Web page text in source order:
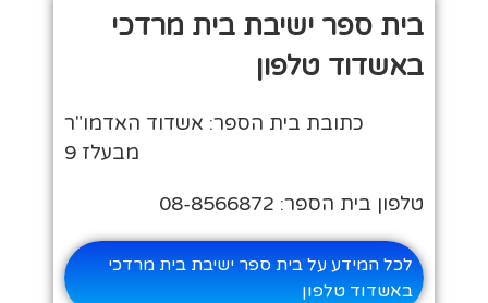
בית ספר ישיבת בית מרדכי
באשדוד טלפון
כתובת בית הספר: אשדוד האדמו"ר
מבעלז 9
טלפון בית הספר: 08-8566872
לכל המידע על בית ספר ישיבת בית מרדכי
באשדוד טלפון